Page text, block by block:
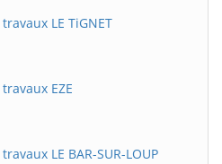
LE TiGNET
EZE
LE BAR-SUR-LOUP